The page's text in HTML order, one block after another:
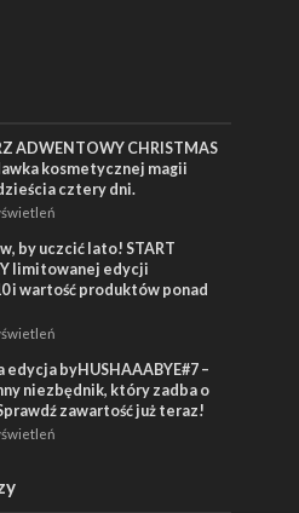
ADWENTOWY CHRISTMAS
kosmetycznej magii
cztery dni.
by uczcić lato! START
limitowanej edycji
i wartość produktów ponad
edycja byHUSHAAABYE#7 –
niezbędnik, który zadba o
zawartość już teraz!